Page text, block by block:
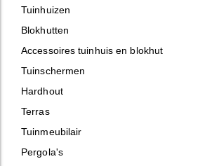
Tuinhuizen
Blokhutten
Accessoires tuinhuis en blokhut
Tuinschermen
Hardhout
Terras
Tuinmeubilair
Pergola's